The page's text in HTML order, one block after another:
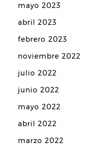
mayo 2023
abril 2023
febrero 2023
noviembre 2022
julio 2022
junio 2022
mayo 2022
abril 2022
marzo 2022